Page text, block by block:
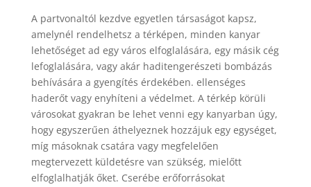
A partvonaltól kezdve egyetlen társaságot kapsz,
amelynél rendelhetsz a térképen, minden kanyar
lehetőséget ad egy város elfoglalására, egy másik cég
lefoglalására, vagy akár haditengerészeti bombázás
behívására a gyengítés érdekében. ellenséges
haderőt vagy enyhíteni a védelmet. A térkép körüli
városokat gyakran be lehet venni egy kanyarban úgy,
hogy egyszerűen áthelyeznek hozzájuk egy egységet,
míg másoknak csatára vagy megfelelően
megtervezett küldetésre van szükség, mielőtt
elfoglalhatják őket. Cserébe erőforrásokat